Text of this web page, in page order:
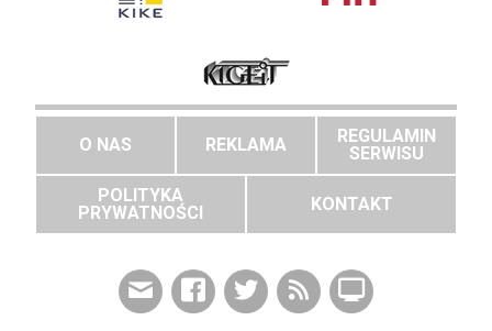
O NAS REKLAMA
REGULAMIN
SERWISU
POLITYKA
PRYWATNOŚCI
KONTAKT